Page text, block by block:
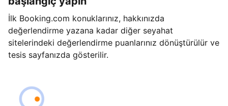
İlk Booking.com konuklarınız, hakkınızda
değerlendirme yazana kadar diğer seyahat
sitelerindeki değerlendirme puanlarınız dönüştürülür ve
tesis sayfanızda gösterilir.